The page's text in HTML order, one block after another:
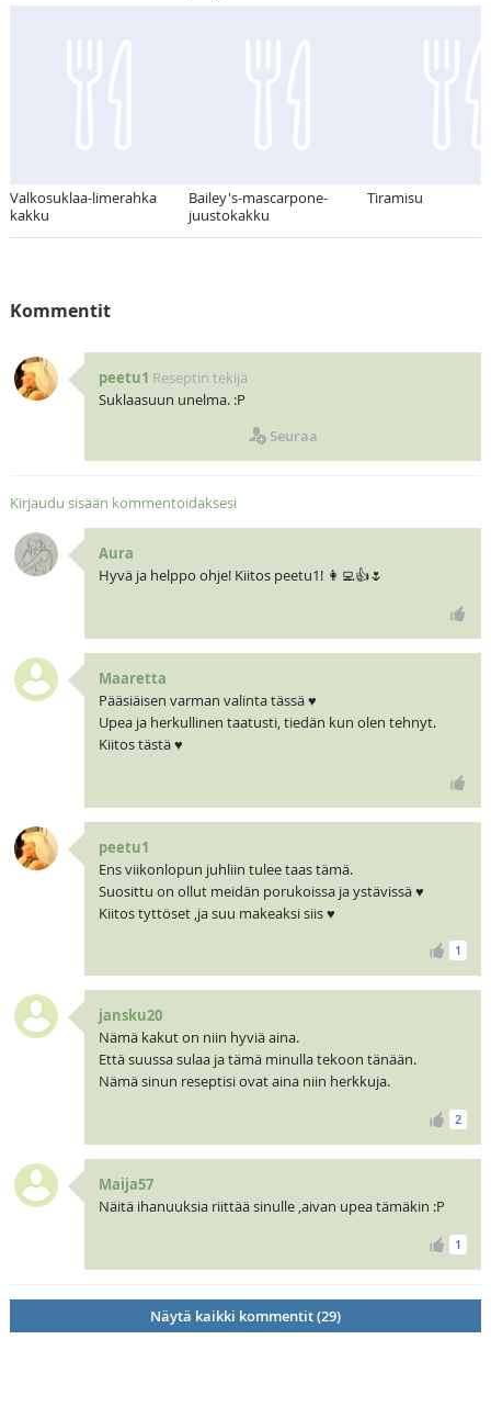
Valkosuklaa-limerahka
kakku
Bailey's-mascarpone-
juustokakku
Tiramisu
Kommentit
peetu1 Reseptin tekijä
Suklaasuun unelma. :P
Seuraa
Kirjaudu sisään kommentoidaksesi
Aura
Hyvä ja helppo ohje! Kiitos peetu1! 👩‍💻👍🌷
Maaretta
Pääsiäisen varman valinta tässä ♥
Upea ja herkullinen taatusti, tiedän kun olen tehnyt.
Kiitos tästä ♥
peetu1
Ens viikonlopun juhliin tulee taas tämä.
Suosittu on ollut meidän porukoissa ja ystävissä ♥
Kiitos tyttöset ,ja suu makeaksi siis ♥
1
jansku20
Nämä kakut on niin hyviä aina.
Että suussa sulaa ja tämä minulla tekoon tänään.
Nämä sinun reseptisi ovat aina niin herkkuja.
2
Maija57
Näitä ihanuuksia riittää sinulle ,aivan upea tämäkin :P
1
Näytä kaikki kommentit (29)